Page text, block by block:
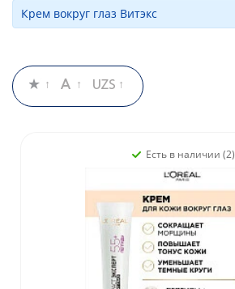
Крем вокруг глаз Витэкс
Есть в наличии (2)